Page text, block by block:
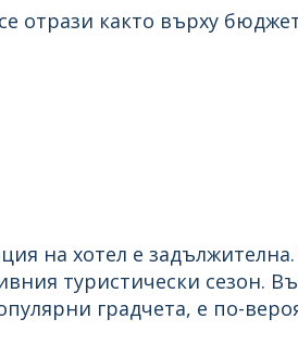
както върху
на хотел е
туристически сезон.
градчета, е по-